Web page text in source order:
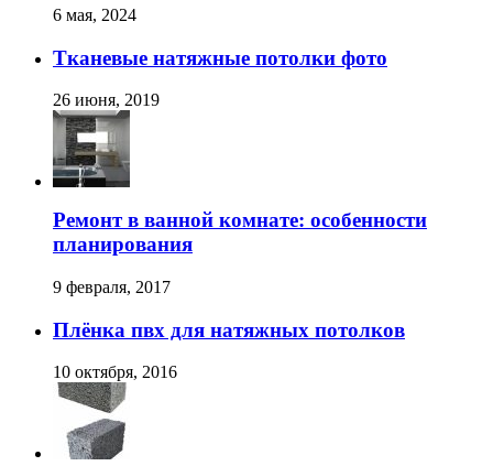
6 мая, 2024
Тканевые натяжные потолки фото
26 июня, 2019
Ремонт в ванной комнате: особенности
планирования
9 февраля, 2017
Плёнка пвх для натяжных потолков
10 октября, 2016